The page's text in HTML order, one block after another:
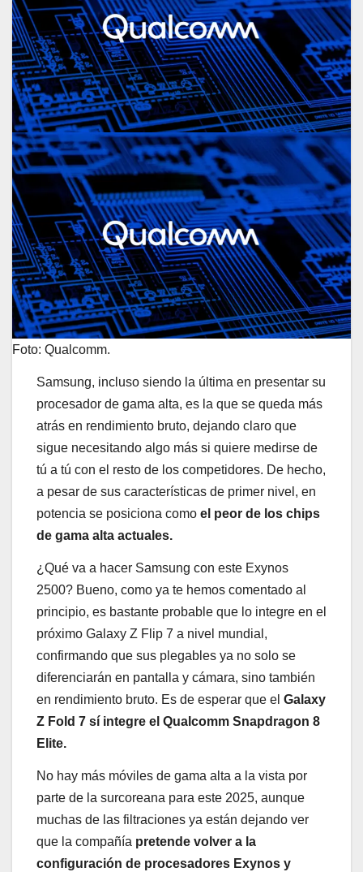
Foto: Qualcomm.
Samsung, incluso siendo la última en presentar su
procesador de gama alta, es la que se queda más
atrás en rendimiento bruto, dejando claro que
sigue necesitando algo más si quiere medirse de
tú a tú con el resto de los competidores. De hecho,
a pesar de sus características de primer nivel, en
potencia se posiciona como el peor de los chips
de gama alta actuales.
¿Qué va a hacer Samsung con este Exynos
2500? Bueno, como ya te hemos comentado al
principio, es bastante probable que lo integre en el
próximo Galaxy Z Flip 7 a nivel mundial,
confirmando que sus plegables ya no solo se
diferenciarán en pantalla y cámara, sino también
en rendimiento bruto. Es de esperar que el Galaxy
Z Fold 7 sí integre el Qualcomm Snapdragon 8
Elite.
No hay más móviles de gama alta a la vista por
parte de la surcoreana para este 2025, aunque
muchas de las filtraciones ya están dejando ver
que la compañía pretende volver a la
configuración de procesadores Exynos y